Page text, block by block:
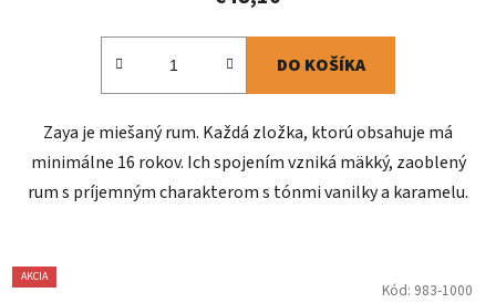
DO KOŠÍKA
Zaya je miešaný rum. Každá zložka, ktorú obsahuje má
minimálne 16 rokov. Ich spojením vzniká mäkký, zaoblený
rum s príjemným charakterom s tónmi vanilky a karamelu.
AKCIA
Kód: 983-1000